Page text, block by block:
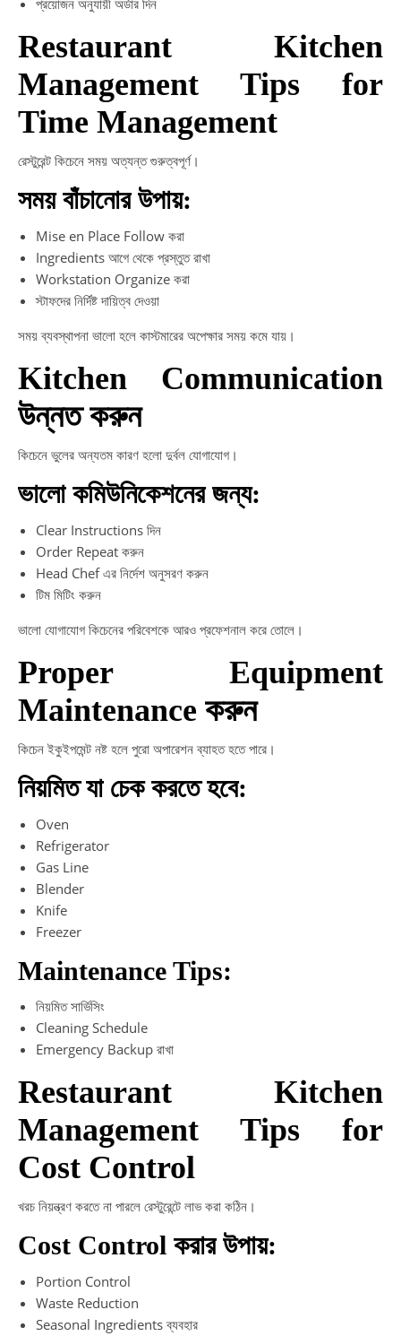
প্রয়োজন অনুযায়ী অর্ডার দিন
Restaurant Kitchen
Management Tips for
Time Management
রেস্টুরেন্ট কিচেনে সময় অত্যন্ত গুরুত্বপূর্ণ।
সময় বাঁচানোর উপায়:
Mise en Place Follow করা
Ingredients আগে থেকে প্রস্তুত রাখা
Workstation Organize করা
স্টাফদের নির্দিষ্ট দায়িত্ব দেওয়া
সময় ব্যবস্থাপনা ভালো হলে কাস্টমারের অপেক্ষার সময় কমে যায়।
Kitchen Communication
উন্নত করুন
কিচেনে ভুলের অন্যতম কারণ হলো দুর্বল যোগাযোগ।
ভালো কমিউনিকেশনের জন্য:
Clear Instructions দিন
Order Repeat করুন
Head Chef এর নির্দেশ অনুসরণ করুন
টিম মিটিং করুন
ভালো যোগাযোগ কিচেনের পরিবেশকে আরও প্রফেশনাল করে তোলে।
Proper Equipment
Maintenance করুন
কিচেন ইকুইপমেন্ট নষ্ট হলে পুরো অপারেশন ব্যাহত হতে পারে।
নিয়মিত যা চেক করতে হবে:
Oven
Refrigerator
Gas Line
Blender
Knife
Freezer
Maintenance Tips:
নিয়মিত সার্ভিসিং
Cleaning Schedule
Emergency Backup রাখা
Restaurant Kitchen
Management Tips for
Cost Control
খরচ নিয়ন্ত্রণ করতে না পারলে রেস্টুরেন্টে লাভ করা কঠিন।
Cost Control করার উপায়:
Portion Control
Waste Reduction
Seasonal Ingredients ব্যবহার